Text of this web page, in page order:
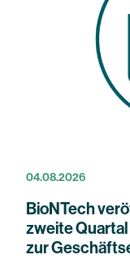
04.08.2026
BioNTech
zweite
zur